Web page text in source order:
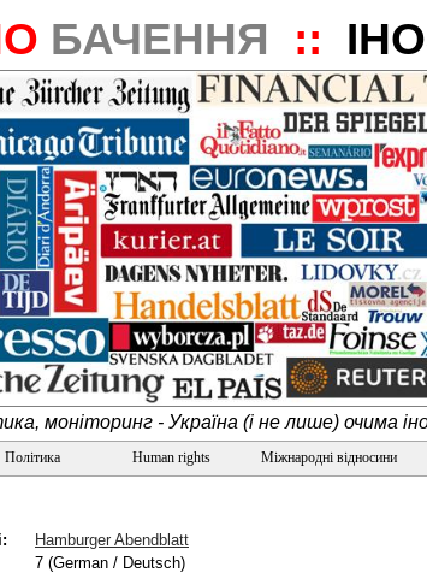
БАЧЕННЯ ::
моніторинг - Україна (і не лише) очима
Human rights Міжнародні відносини
Hamburger Abendblatt
7 (German / Deutsch)